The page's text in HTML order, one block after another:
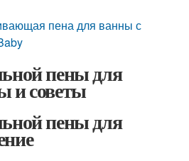
пена для ванны с
пены для
и советы
пены для